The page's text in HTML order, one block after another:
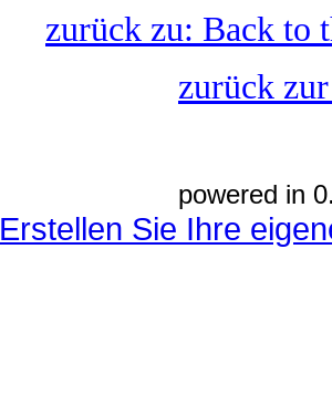
zurück zu: Back to
zurück
powered in
Erstellen Sie Ihre